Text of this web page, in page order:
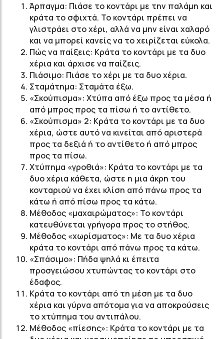
Άρπαγμα: Πιάσε το κοντάρι με την παλάμη και
κράτα το σφιχτά. Το κοντάρι πρέπει να
γλιστράει στο χέρι, αλλά να μην είναι χαλαρό
και να μπορεί κανείς να το χειρίζεται εύκολα.
Πώς να παίξεις: Κράτα το κοντάρι με τα δυο
χέρια και άρχισε να παίζεις.
Πιάσιμο: Πιάσε το χέρι με τα δυο χέρια.
Σταμάτημα: Σταμάτα έξω.
«Σκούπισμα»: Χτύπα από έξω προς τα μέσα ή
από μπρος προς τα πίσω ή το αντίθετο.
«Σκούπισμα» 2: Κράτα το κοντάρι με τα δυο
χέρια, ώστε αυτό να κινείται από αριστερά
προς τα δεξιά ή το αντίθετο ή από μπρος
προς τα πίσω.
Χτύπημα «γροθιά»: Κράτα το κοντάρι με τα
δυο χέρια κάθετα, ώστε η μια άκρη του
κονταριού να έχει κλίση από πάνω προς τα
κάτω ή από πίσω προς τα κάτω.
Μέθοδος «μαχαιρώματος»: Το κοντάρι
κατευθύνεται γρήγορα προς το στήθος.
Μέθοδος «χωρίσματος»: Με τα δυο χέρια
κράτα το κοντάρι από πάνω προς τα κάτω.
«Σπάσιμο»: Πήδα ψηλά κι έπειτα
προσγειώσου χτυπώντας το κοντάρι στο
έδαφος.
Κράτα το κοντάρι από τη μέση με τα δυο
χέρια και γύρνα απότομα για να αποκρούσεις
το χτύπημα του αντιπάλου.
Μέθοδος «πίεσης»: Κράτα το κοντάρι με τα